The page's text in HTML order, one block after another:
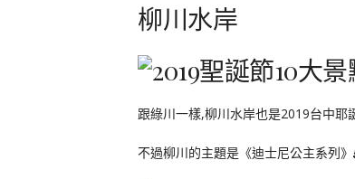
柳川水岸
跟綠川一樣,柳川水岸也是2019台中耶
不過柳川的主題是《迪士尼公主系列》